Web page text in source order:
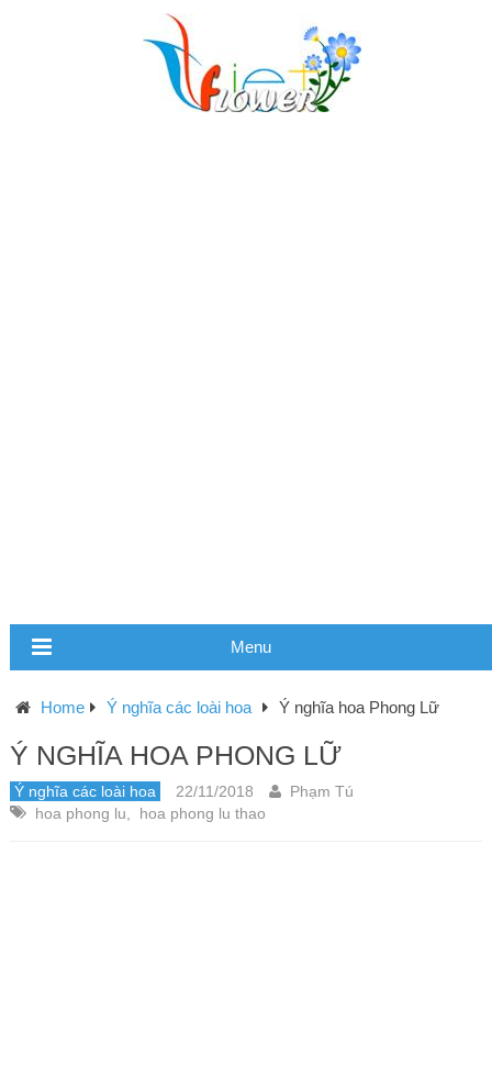
Menu
Home Ý nghĩa các loài hoa Ý nghĩa hoa Phong Lữ
Ý NGHĨA HOA PHONG LỮ
Ý nghĩa các loài hoa 22/11/2018
Phạm Tú
hoa phong lu
hoa phong lu thao